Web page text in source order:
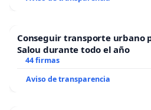
Conseguir transporte urbano
Salou durante todo el año
44 firmas
Aviso de transparencia